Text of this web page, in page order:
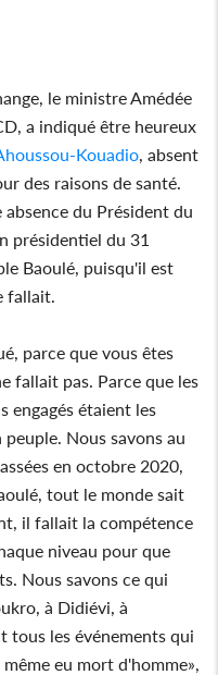
le ministre Amédée
a indiqué être heureux
Kouadio , absent
des raisons de santé.
du Président du
présidentiel du 31
Baoulé, puisqu'il est
fallait.
parce que vous êtes
fallait pas. Parce que les
engagés étaient les
Nous savons au
en octobre 2020,
tout le monde sait
il fallait la compétence
niveau pour que
Nous savons ce qui
à Didiévi, à
tous les événements qui
eu mort d'homme»,